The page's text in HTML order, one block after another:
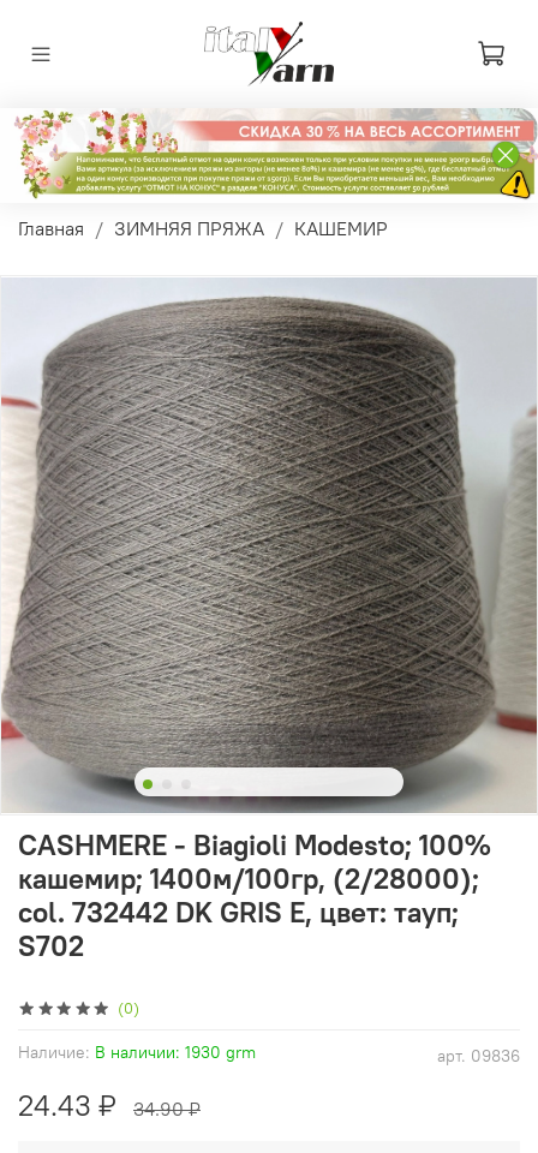
Главная ЗИМНЯЯ ПРЯЖА КАШЕМИР
(0)
арт. 09836
Наличие: В наличии: 1930 grm
CASHMERE - Biagioli Modesto; 100%
кашемир; 1400м/100гр, (2/28000);
col. 732442 DK GRIS E, цвет: тауп;
S702
24.43 ₽ 34.90 ₽